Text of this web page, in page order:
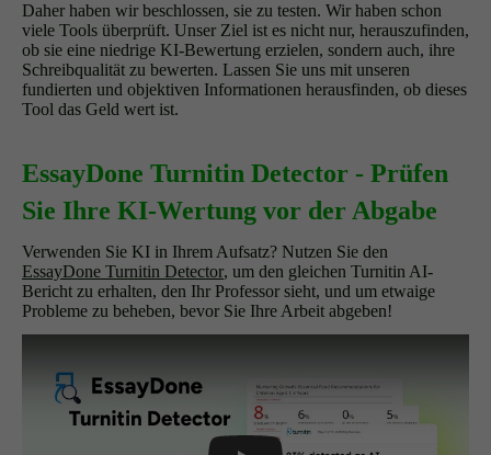
Daher haben wir beschlossen, sie zu testen. Wir haben schon
viele Tools überprüft. Unser Ziel ist es nicht nur, herauszufinden,
ob sie eine niedrige KI-Bewertung erzielen, sondern auch, ihre
Schreibqualität zu bewerten. Lassen Sie uns mit unseren
fundierten und objektiven Informationen herausfinden, ob dieses
Tool das Geld wert ist.
EssayDone Turnitin Detector - Prüfen
Sie Ihre KI-Wertung vor der Abgabe
Verwenden Sie KI in Ihrem Aufsatz? Nutzen Sie den
EssayDone Turnitin Detector, um den gleichen Turnitin AI-
Bericht zu erhalten, den Ihr Professor sieht, und um etwaige
Probleme zu beheben, bevor Sie Ihre Arbeit abgeben!